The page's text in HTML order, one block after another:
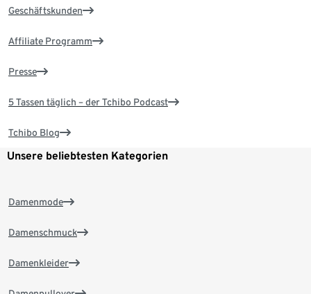
Geschäftskunden
Affiliate Programm
Presse
5 Tassen täglich – der Tchibo Podcast
Tchibo Blog
Unsere beliebtesten Kategorien
Damenmode
Damenschmuck
Damenkleider